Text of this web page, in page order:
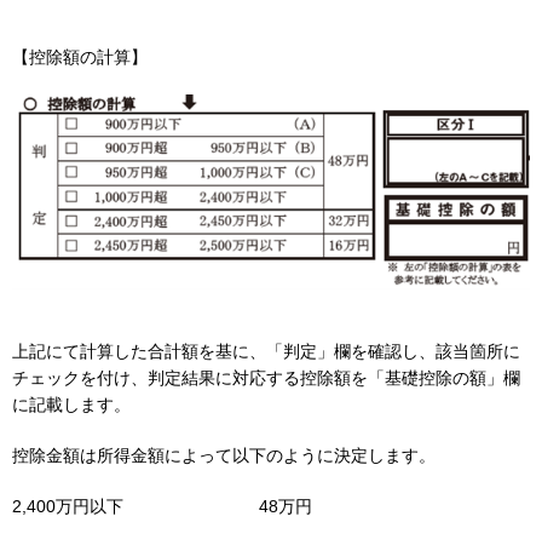
【控除額の計算】
上記にて計算した合計額を基に、「判定」欄を確認し、該当箇所に
チェックを付け、判定結果に対応する控除額を「基礎控除の額」欄
に記載します。
控除金額は所得金額によって以下のように決定します。
2,400万円以下 48万円